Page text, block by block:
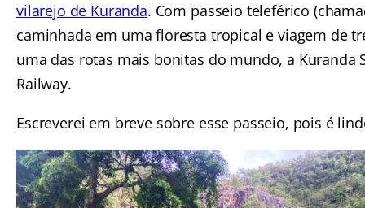
vilarejo de Kuranda. Com passeio teleférico
caminhada em uma floresta tropical e viagem de
uma das rotas mais bonitas do mundo, a Kuranda
Railway.
Escreverei em breve sobre esse passeio, pois é